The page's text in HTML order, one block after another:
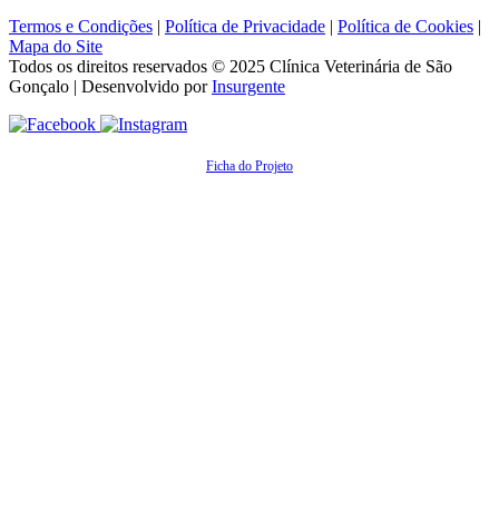
Termos e Condições | Política de Privacidade | Política de Cookies |
Mapa do Site
Todos os direitos reservados © 2025 Clínica Veterinária de São
Gonçalo | Desenvolvido porInsurgente
Ficha do Projeto